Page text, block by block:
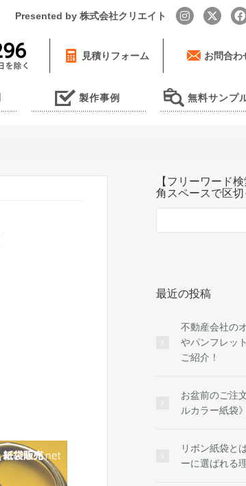
Presented by 株式会社クリエイト
見積りフォーム お問合わ
製作事例 無料サンプ
【フリーワード
角スペースで区
最近の投稿
不動産会社の
やパンフレッ
ご紹介！
お盆前のご注
ルカラー紙袋
リボン紙袋と
ーに選ばれる